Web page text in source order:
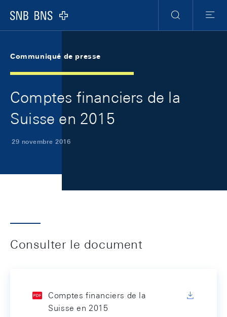
Logo
RechercheMenu
Communiqué de presse
Comptes financiers de la
Suisse en 2015
29 novembre 2016
Consulter le document
Comptes financiers de la
Suisse en 2015